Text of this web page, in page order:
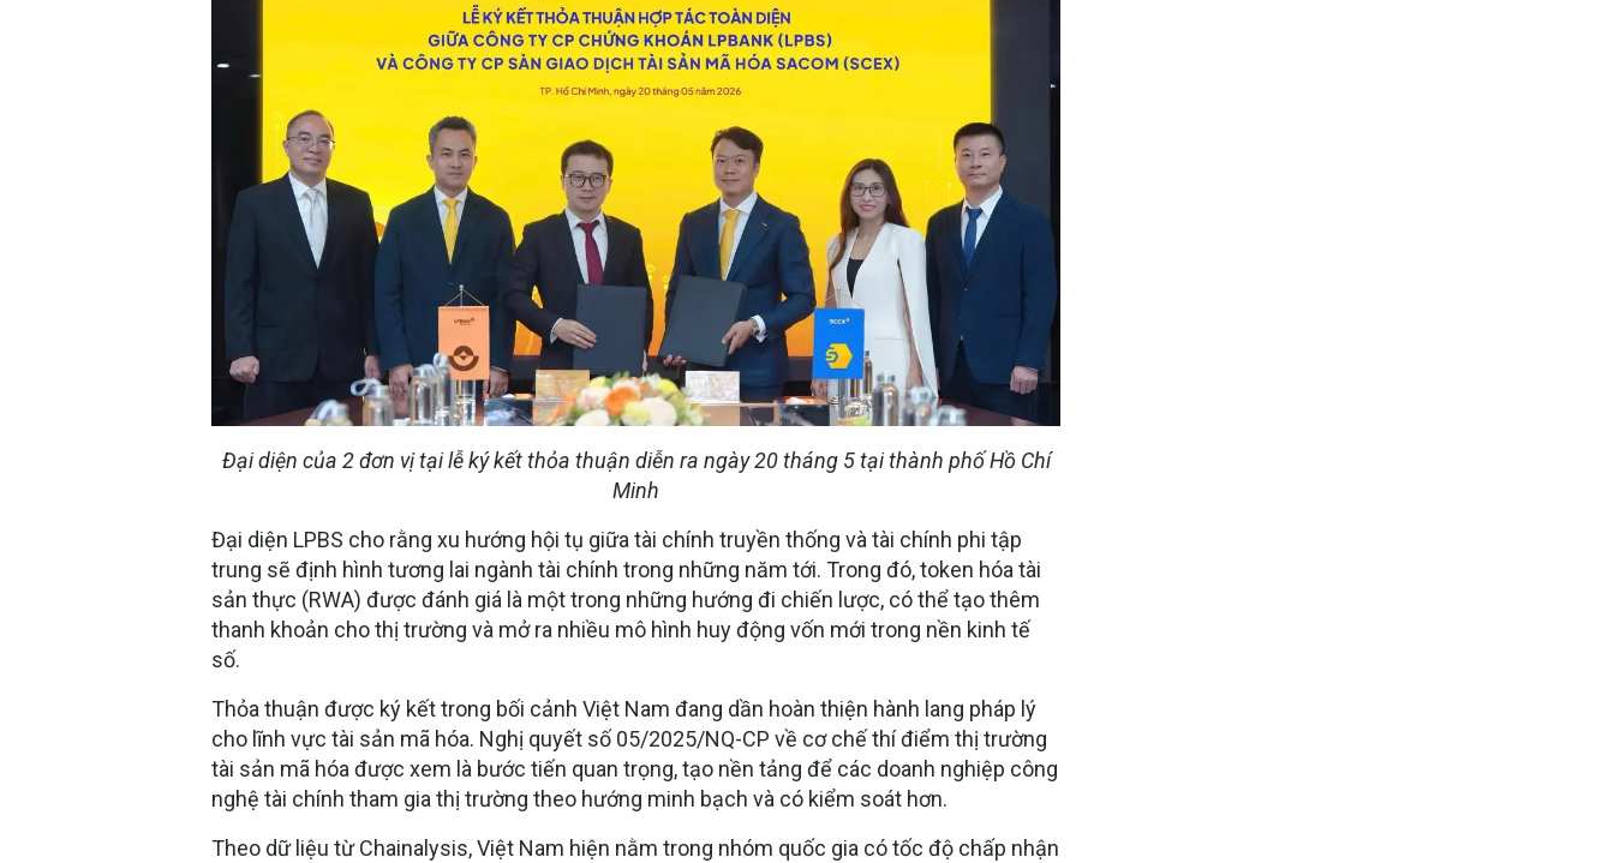
Đại diện của 2 đơn vị tại lễ ký kết thỏa thuận diễn ra ngày 20 tháng 5 tại thành phố Hồ Chí
Minh
Đại diện LPBS cho rằng xu hướng hội tụ giữa tài chính truyền thống và tài chính phi tập
trung sẽ định hình tương lai ngành tài chính trong những năm tới. Trong đó, token hóa tài
sản thực (RWA) được đánh giá là một trong những hướng đi chiến lược, có thể tạo thêm
thanh khoản cho thị trường và mở ra nhiều mô hình huy động vốn mới trong nền kinh tế
số.
Thỏa thuận được ký kết trong bối cảnh Việt Nam đang dần hoàn thiện hành lang pháp lý
cho lĩnh vực tài sản mã hóa. Nghị quyết số 05/2025/NQ-CP về cơ chế thí điểm thị trường
tài sản mã hóa được xem là bước tiến quan trọng, tạo nền tảng để các doanh nghiệp công
nghệ tài chính tham gia thị trường theo hướng minh bạch và có kiểm soát hơn.
Theo dữ liệu từ Chainalysis, Việt Nam hiện nằm trong nhóm quốc gia có tốc độ chấp nhận